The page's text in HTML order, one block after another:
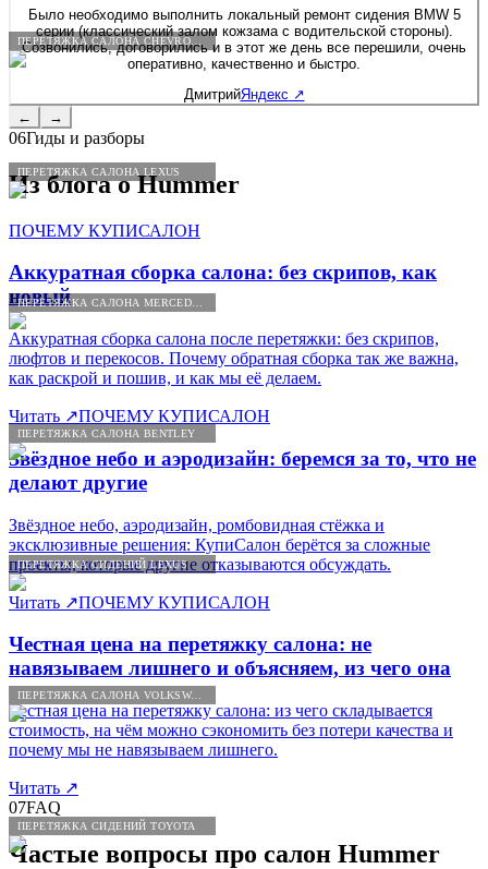
ПЕРЕТЯЖКА САЛОНА LEXUS
ПЕРЕТЯЖКА САЛОНА BENTLEY
ПЕРЕТЯЖКА СИДЕНИЙ LEXUS
ПЕРЕТЯЖКА САЛОНА VOLKSWAGEN
ПЕРЕТЯЖКА СИДЕНИЙ TOYOTA
Было необходимо выполнить локальный ремонт сидения BMW 5
серии (классический залом кожзама с водительской стороны).
Созвонились, договорились и в этот же день все перешили, очень
оперативно, качественно и быстро.
ДмитрийЯндекс ↗
←
→
06Гиды и разборы
Из блога оHummer
ПОЧЕМУ КУПИСАЛОН
Аккуратная сборка салона: без скрипов, как
новый
Аккуратная сборка салона после перетяжки: без скрипов,
люфтов и перекосов. Почему обратная сборка так же важна,
как раскрой и пошив, и как мы её делаем.
Читать ↗ПОЧЕМУ КУПИСАЛОН
Звёздное небо и аэродизайн: беремся за то, что не
делают другие
Звёздное небо, аэродизайн, ромбовидная стёжка и
эксклюзивные решения: КупиСалон берётся за сложные
проекты, которые другие отказываются обсуждать.
Читать ↗ПОЧЕМУ КУПИСАЛОН
Честная цена на перетяжку салона: не
навязываем лишнего и объясняем, из чего она
Честная цена на перетяжку салона: из чего складывается
стоимость, на чём можно сэкономить без потери качества и
почему мы не навязываем лишнего.
Читать ↗
07FAQ
Частые вопросы про салон Hummer